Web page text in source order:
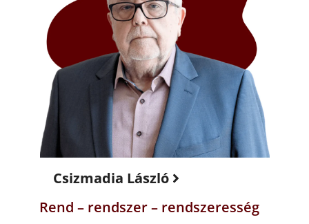
Csizmadia László
Rend – rendszer – rendszeresség